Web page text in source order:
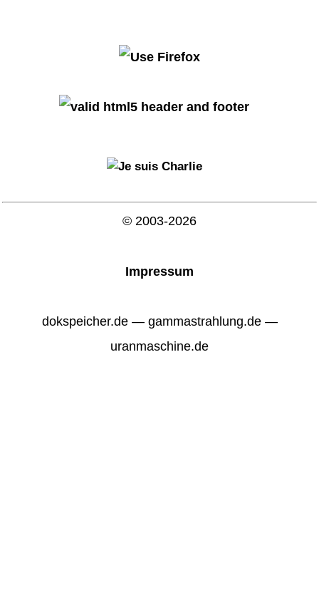
© 2003-2026
Impressum
dokspeicher.de — gammastrahlung.de —
uranmaschine.de